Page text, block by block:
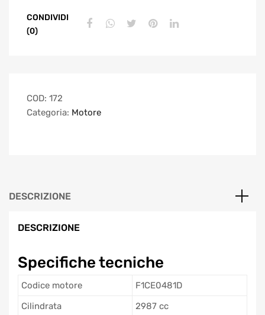
CONDIVIDI
(0)
COD: 172
Categoria: Motore
DESCRIZIONE
DESCRIZIONE
Specifiche tecniche
Codice motore
F1CE0481D
Cilindrata
2987 cc